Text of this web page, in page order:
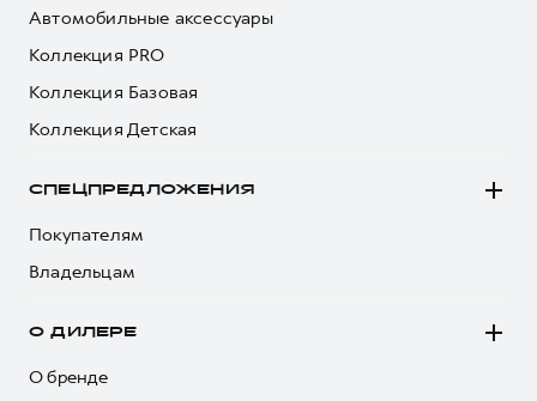
Автомобильные аксессуары
Коллекция PRO
Коллекция Базовая
Коллекция Детская
СПЕЦПРЕДЛОЖЕНИЯ
Покупателям
Владельцам
О ДИЛЕРЕ
О бренде